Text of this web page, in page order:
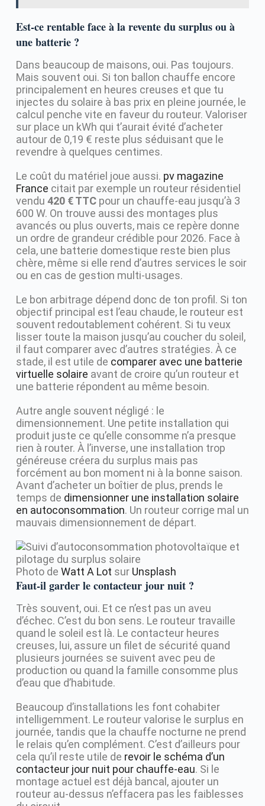
Est-ce rentable face à la revente du surplus ou à
une batterie ?
Dans beaucoup de maisons, oui. Pas toujours.
Mais souvent oui. Si ton ballon chauffe encore
principalement en heures creuses et que tu
injectes du solaire à bas prix en pleine journée, le
calcul penche vite en faveur du routeur. Valoriser
sur place un kWh qui t’aurait évité d’acheter
autour de 0,19 € reste plus séduisant que le
revendre à quelques centimes.
Le coût du matériel joue aussi. pv magazine
France citait par exemple un routeur résidentiel
vendu 420 € TTCpour un chauffe-eau jusqu’à 3
600 W. On trouve aussi des montages plus
avancés ou plus ouverts, mais ce repère donne
un ordre de grandeur crédible pour 2026. Face à
cela, une batterie domestique reste bien plus
chère, même si elle rend d’autres services le soir
ou en cas de gestion multi-usages.
Le bon arbitrage dépend donc de ton profil. Si ton
objectif principal est l’eau chaude, le routeur est
souvent redoutablement cohérent. Si tu veux
lisser toute la maison jusqu’au coucher du soleil,
il faut comparer avec d’autres stratégies. À ce
stade, il est utile de comparer avec une batterie
virtuelle solaire avant de croire qu’un routeur et
une batterie répondent au même besoin.
Autre angle souvent négligé : le
dimensionnement. Une petite installation qui
produit juste ce qu’elle consomme n’a presque
rien à router. À l’inverse, une installation trop
généreuse créera du surplus mais pas
forcément au bon moment ni à la bonne saison.
Avant d’acheter un boîtier de plus, prends le
temps de dimensionner une installation solaire
en autoconsommation. Un routeur corrige mal un
mauvais dimensionnement de départ.
Photo de Watt A Lot sur Unsplash
Faut-il garder le contacteur jour nuit ?
Très souvent, oui. Et ce n’est pas un aveu
d’échec. C’est du bon sens. Le routeur travaille
quand le soleil est là. Le contacteur heures
creuses, lui, assure un filet de sécurité quand
plusieurs journées se suivent avec peu de
production ou quand la famille consomme plus
d’eau que d’habitude.
Beaucoup d’installations les font cohabiter
intelligemment. Le routeur valorise le surplus en
journée, tandis que la chauffe nocturne ne prend
le relais qu’en complément. C’est d’ailleurs pour
cela qu’il reste utile de revoir le schéma d’un
contacteur jour nuit pour chauffe-eau. Si le
montage actuel est déjà bancal, ajouter un
routeur au-dessus n’effacera pas les faiblesses